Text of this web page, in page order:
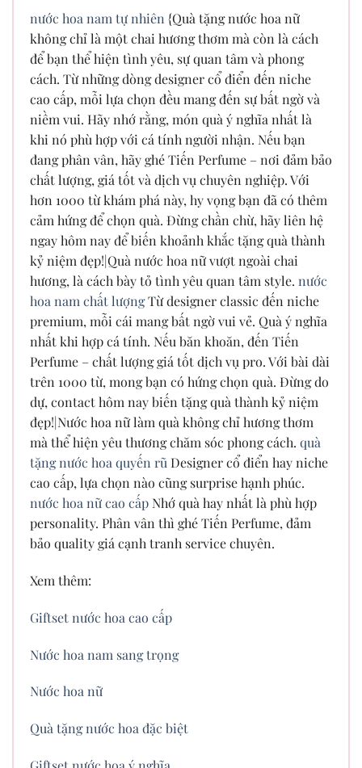
nước hoa nam tự nhiên {Quà tặng nước hoa nữ
không chỉ là một chai hương thơm mà còn là cách
để bạn thể hiện tình yêu, sự quan tâm và phong
cách. Từ những dòng designer cổ điển đến niche
cao cấp, mỗi lựa chọn đều mang đến sự bất ngờ và
niềm vui. Hãy nhớ rằng, món quà ý nghĩa nhất là
khi nó phù hợp với cá tính người nhận. Nếu bạn
đang phân vân, hãy ghé Tiến Perfume – nơi đảm bảo
chất lượng, giá tốt và dịch vụ chuyên nghiệp. Với
hơn 1000 từ khám phá này, hy vọng bạn đã có thêm
cảm hứng để chọn quà. Đừng chần chừ, hãy liên hệ
ngay hôm nay để biến khoảnh khắc tặng quà thành
kỷ niệm đẹp!|Quà nước hoa nữ vượt ngoài chai
hương, là cách bày tỏ tình yêu quan tâm style. nước
hoa nam chất lượngTừ designer classic đến niche
premium, mỗi cái mang bất ngờ vui vẻ. Quà ý nghĩa
nhất khi hợp cá tính. Nếu băn khoăn, đến Tiến
Perfume – chất lượng giá tốt dịch vụ pro. Với bài dài
trên 1000 từ, mong bạn có hứng chọn quà. Đừng do
dự, contact hôm nay biến tặng quà thành kỷ niệm
đẹp!|Nước hoa nữ làm quà không chỉ hương thơm
mà thể hiện yêu thương chăm sóc phong cách. quà
tặng nước hoa quyến rũDesigner cổ điển hay niche
cao cấp, lựa chọn nào cũng surprise hạnh phúc.
nước hoa nữ cao cấpNhớ quà hay nhất là phù hợp
personality. Phân vân thì ghé Tiến Perfume, đảm
bảo quality giá cạnh tranh service chuyên.
Xem thêm:
Giftset nước hoa cao cấp
Nước hoa nam sang trọng
Nước hoa nữ
Quà tặng nước hoa đặc biệt